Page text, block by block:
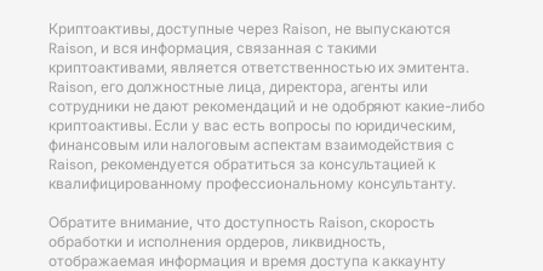
Криптоактивы, доступные через Raison, не выпускаются
Raison, и вся информация, связанная с такими
криптоактивами, является ответственностью их эмитента.
Raison, его должностные лица, директора, агенты или
сотрудники не дают рекомендаций и не одобряют какие-либо
криптоактивы. Если у вас есть вопросы по юридическим,
финансовым или налоговым аспектам взаимодействия с
Raison, рекомендуется обратиться за консультацией к
квалифицированному профессиональному консультанту.
Обратите внимание, что доступность Raison, скорость
обработки и исполнения ордеров, ликвидность,
отображаемая информация и время доступа к аккаунту